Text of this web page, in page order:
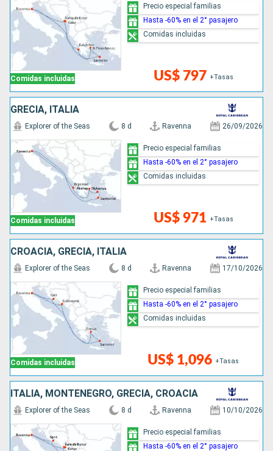
Comidas incluidas US$ 797 +Tasas
Precio especial familias
Hasta -60% en el 2° pasajero
Comidas incluidas
GRECIA, ITALIA
Comidas incluidas
Explorer of the Seas 8 d Ravenna 26/09/2026
US$ 971 +Tasas
Precio especial familias
Hasta -60% en el 2° pasajero
Comidas incluidas
CROACIA, GRECIA, ITALIA
Comidas incluidas
Explorer of the Seas 8 d Ravenna 17/10/2026
US$ 1,096 +Tasas
Precio especial familias
Hasta -60% en el 2° pasajero
Comidas incluidas
ITALIA, MONTENEGRO, GRECIA, CROACIA
Explorer of the Seas 8 d Ravenna 10/10/2026
Precio especial familias
Hasta -60% en el 2° pasajero